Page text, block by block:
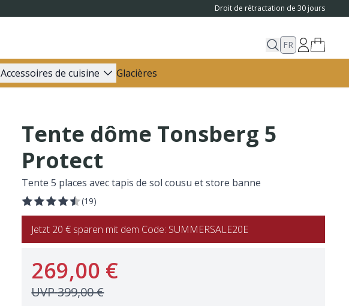
Droit de rétractation de 30 jours
FR
Accessoires de cuisine Glacières
Tente dôme Tonsberg 5
Protect
Tente 5 places avec tapis de sol cousu et store banne
(19)
Jetzt 20 € sparen mit dem Code: SUMMERSALE20E
269,00 €
UVP399,00 €